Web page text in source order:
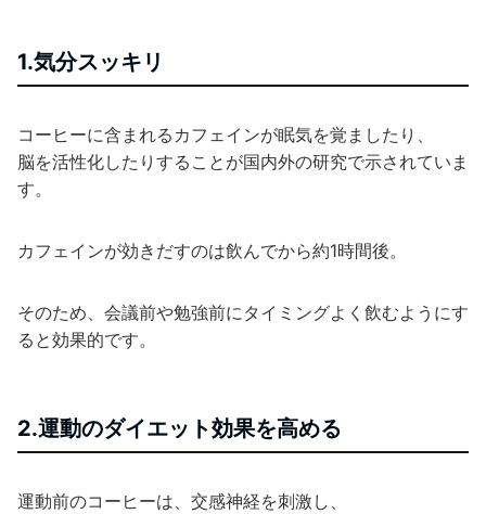
1.気分スッキリ
コーヒーに含まれるカフェインが眠気を覚ましたり、
脳を活性化したりすることが国内外の研究で示されていま
す。
カフェインが効きだすのは飲んでから約1時間後。
そのため、会議前や勉強前にタイミングよく飲むようにす
ると効果的です。
2.運動のダイエット効果を高める
運動前のコーヒーは、交感神経を刺激し、